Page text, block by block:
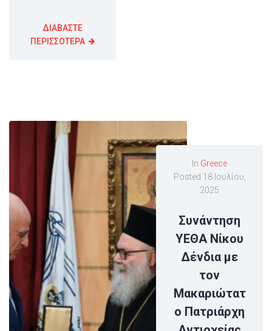
ΔΙΑΒΑΣΤΕ
ΠΕΡΙΣΣΟΤΕΡΑ
In Greece
Posted 18 Ιουλίου,
2025
Συνάντηση
ΥΕΘΑ Νίκου
Δένδια με
τον
Μακαριώτατ
ο Πατριάρχη